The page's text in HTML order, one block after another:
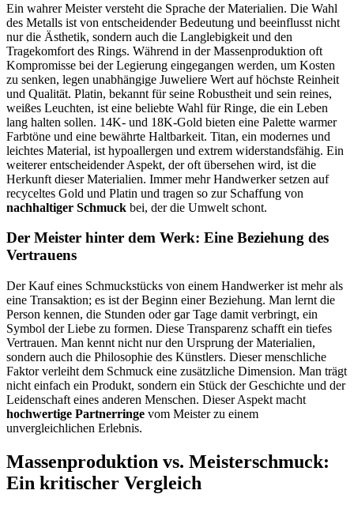
Ein wahrer Meister versteht die Sprache der Materialien. Die Wahl
des Metalls ist von entscheidender Bedeutung und beeinflusst nicht
nur die Ästhetik, sondern auch die Langlebigkeit und den
Tragekomfort des Rings. Während in der Massenproduktion oft
Kompromisse bei der Legierung eingegangen werden, um Kosten
zu senken, legen unabhängige Juweliere Wert auf höchste Reinheit
und Qualität. Platin, bekannt für seine Robustheit und sein reines,
weißes Leuchten, ist eine beliebte Wahl für Ringe, die ein Leben
lang halten sollen. 14K- und 18K-Gold bieten eine Palette warmer
Farbtöne und eine bewährte Haltbarkeit. Titan, ein modernes und
leichtes Material, ist hypoallergen und extrem widerstandsfähig. Ein
weiterer entscheidender Aspekt, der oft übersehen wird, ist die
Herkunft dieser Materialien. Immer mehr Handwerker setzen auf
recyceltes Gold und Platin und tragen so zur Schaffung von
nachhaltiger Schmuck bei, der die Umwelt schont.
Der Meister hinter dem Werk: Eine Beziehung des
Vertrauens
Der Kauf eines Schmuckstücks von einem Handwerker ist mehr als
eine Transaktion; es ist der Beginn einer Beziehung. Man lernt die
Person kennen, die Stunden oder gar Tage damit verbringt, ein
Symbol der Liebe zu formen. Diese Transparenz schafft ein tiefes
Vertrauen. Man kennt nicht nur den Ursprung der Materialien,
sondern auch die Philosophie des Künstlers. Dieser menschliche
Faktor verleiht dem Schmuck eine zusätzliche Dimension. Man trägt
nicht einfach ein Produkt, sondern ein Stück der Geschichte und der
Leidenschaft eines anderen Menschen. Dieser Aspekt macht
hochwertige Partnerringe vom Meister zu einem
unvergleichlichen Erlebnis.
Massenproduktion vs. Meisterschmuck:
Ein kritischer Vergleich